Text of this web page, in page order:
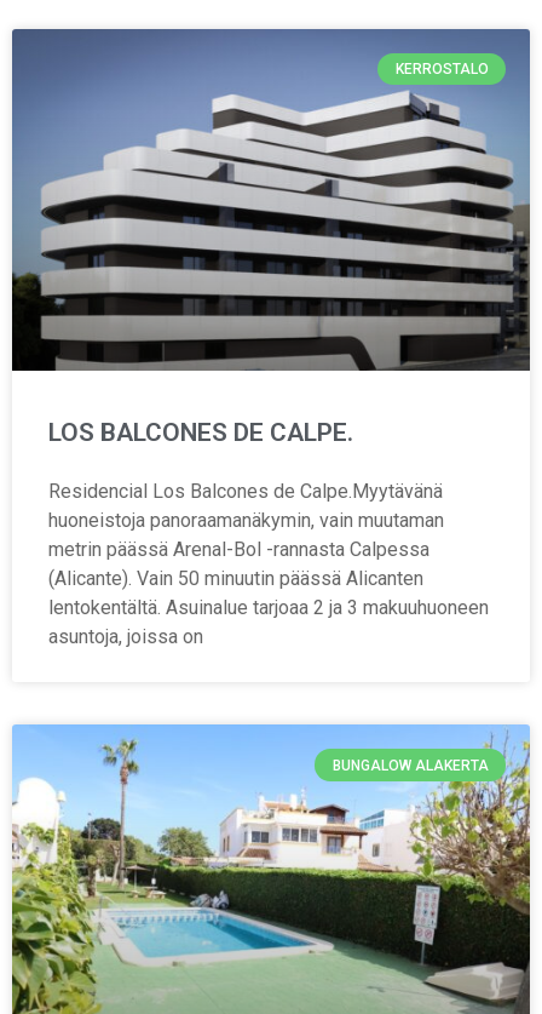
KERROSTALO
LOS BALCONES DE CALPE.
Residencial Los Balcones de Calpe.Myytävänä
huoneistoja panoraamanäkymin, vain muutaman
metrin päässä Arenal-Bol -rannasta Calpessa
(Alicante). Vain 50 minuutin päässä Alicanten
lentokentältä. Asuinalue tarjoaa 2 ja 3 makuuhuoneen
asuntoja, joissa on
BUNGALOW ALAKERTA